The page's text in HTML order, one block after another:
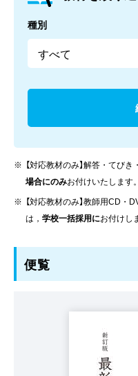
種別
【対応教材のみ】解答・てび
場合にのみお付けいたします。
【対応教材のみ】教師用CD
は， 学校一括採用にお付けし
便覧